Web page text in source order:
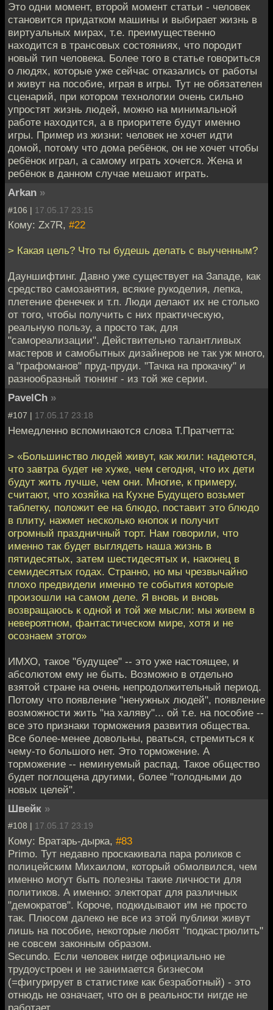
Это одни момент, второй момент статьи - человек
становится придатком машины и выбирает жизнь в
виртуальных мирах, т.е. преимущественно
находится в трансовых состояниях, что породит
новый тип человека. Более того в статье говориться
о людях, которые уже сейчас отказались от работы
и живут на пособие, играя в игры. Тут не обязателен
сценарий, при котором технологии очень сильно
упростят жизнь людей, можно на минимальной
работе находится, а в приоритете будут именно
игры. Пример из жизни: человек не хочет идти
домой, потому что дома ребёнок, он не хочет чтобы
ребёнок играл, а самому играть хочется. Жена и
ребёнок в данном случае мешают играть.
Arkan »
#106 | 17.05.17 23:15
Кому: Zx7R, #22
> Какая цель? Что ты будешь делать с выученным?
Дауншифтинг. Давно уже существует на Западе, как
средство самозанятия, всякие рукоделия, лепка,
плетение фенечек и т.п. Люди делают их не столько
от того, чтобы получить с них практическую,
реальную пользу, а просто так, для
"самореализации". Действительно талантливых
мастеров и самобытных дизайнеров не так уж много,
а "графоманов" пруд-пруди. "Тачка на прокачку" и
разнообразный тюнинг - из той же серии.
PavelCh »
#107 | 17.05.17 23:18
Немедленно вспоминаются слова Т.Пратчетта:
> «Большинство людей живут, как жили: надеются,
что завтра будет не хуже, чем сегодня, что их дети
будут жить лучше, чем они. Многие, к примеру,
считают, что хозяйка на Кухне Будущего возьмет
таблетку, положит ее на блюдо, поставит это блюдо
в плиту, нажмет несколько кнопок и получит
огромный праздничный торт. Нам говорили, что
именно так будет выглядеть наша жизнь в
пятидесятых, затем шестидесятых и, наконец в
семидесятых годах. Странно, но мы чрезвычайно
плохо предвидели именно те события которые
произошли на самом деле. Я вновь и вновь
возвращаюсь к одной и той же мысли: мы живем в
невероятном, фантастическом мире, хотя и не
осознаем этого»
ИМХО, такое "будущее" -- это уже настоящее, и
абсолютом ему не быть. Возможно в отдельно
взятой стране на очень непродолжительный период.
Потому что появление "ненужных людей", появление
возможности жить "на халяву"... ой т.е. на пособие --
все это признаки торможения развития общества.
Все более-менее довольны, рваться, стремиться к
чему-то большого нет. Это торможение. А
торможение -- неминуемый распад. Такое общество
будет поглощена другими, более "голодными до
новых целей".
Швейк »
#108 | 17.05.17 23:19
Кому: Вратарь-дырка, #83
Primo. Тут недавно проскакивала пара роликов с
полицейским Михаилом, который обмолвился, чем
именно могут быть полезны такие личности для
политиков. А именно: электорат для различных
"демократов". Короче, подкидывают им не просто
так. Плюсом далеко не все из этой публики живут
лишь на пособие, некоторые любят "подкастрюлить"
не совсем законным образом.
Secundo. Если человек нигде официально не
трудоустроен и не занимается бизнесом
(=фигурирует в статистике как безработный) - это
отнюдь не означает, что он в реальности нигде не
работает.